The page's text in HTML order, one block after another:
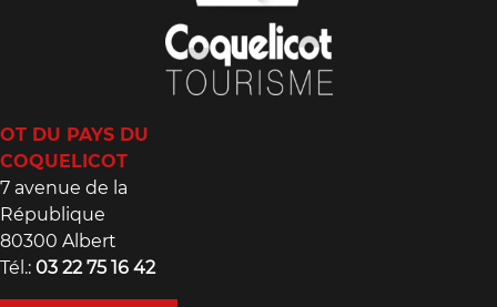
OT DU PAYS DU
COQUELICOT
7 avenue de la
République
80300 Albert
Tél.: 03 22 75 16 42